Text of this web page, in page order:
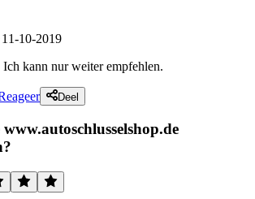
11-10-2019
kann nur weiter empfehlen.
Deel